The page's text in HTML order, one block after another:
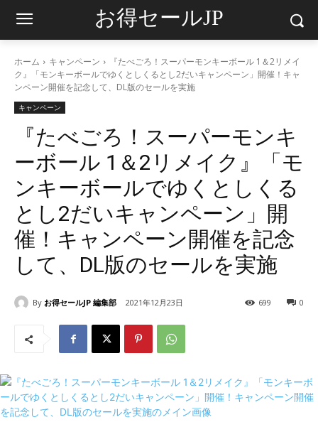
お得セールJP
ホーム キャンペーン
『たべごろ！スーパーモンキーボール 1＆2リメイ
ク』「モンキーボールでゆくとしくるとし2だいキャンペーン」開催！キャ
ンペーン開催を記念して、DL版のセールを実施
キャンペーン
『たべごろ！スーパーモンキ
ーボール 1＆2リメイク』「モ
ンキーボールでゆくとしくる
とし2だいキャンペーン」開
催！キャンペーン開催を記念
して、DL版のセールを実施
By お得セールJP 編集部 2021年12月23日 0
699